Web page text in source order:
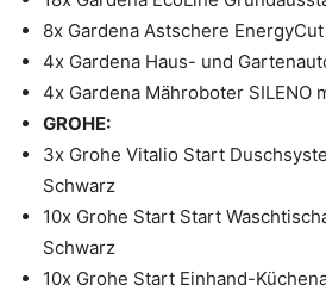
8x Gardena Astschere
4x Gardena Haus- und
4x Gardena Mähroboter SILENO
GROHE:
3x Grohe Vitalio Start
Schwarz
10x Grohe Start Start
Schwarz
10x Grohe Start Einhand-